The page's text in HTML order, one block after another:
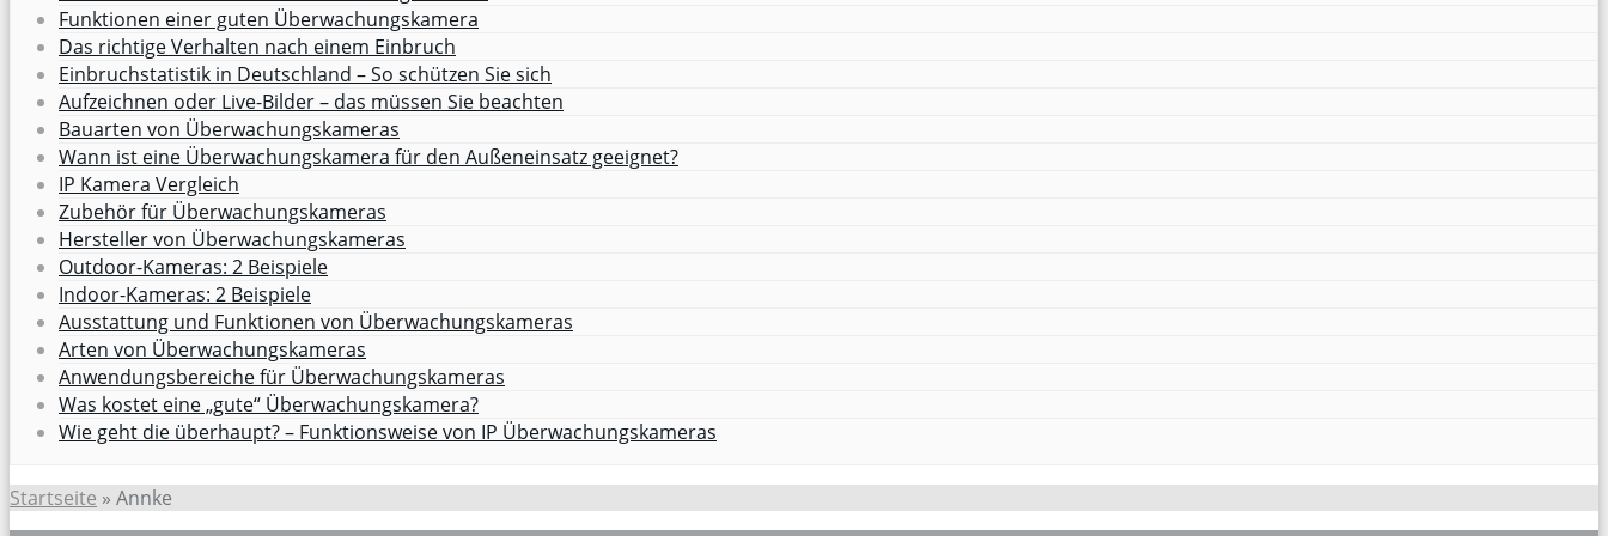
Funktionen einer guten Überwachungskamera
Das richtige Verhalten nach einem Einbruch
Einbruchstatistik in Deutschland – So schützen Sie sich
Aufzeichnen oder Live-Bilder – das müssen Sie beachten
Bauarten von Überwachungskameras
Wann ist eine Überwachungskamera für den Außeneinsatz geeignet?
IP Kamera Vergleich
Zubehör für Überwachungskameras
Hersteller von Überwachungskameras
Outdoor-Kameras: 2 Beispiele
Indoor-Kameras: 2 Beispiele
Ausstattung und Funktionen von Überwachungskameras
Arten von Überwachungskameras
Anwendungsbereiche für Überwachungskameras
Was kostet eine „gute“ Überwachungskamera?
Wie geht die überhaupt? – Funktionsweise von IP Überwachungskameras
Startseite » Annke